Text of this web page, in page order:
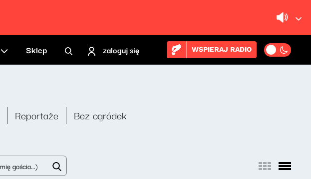
Sklep zaloguj się WSPIERAJ RADIO
Reportaże Bez ogródek